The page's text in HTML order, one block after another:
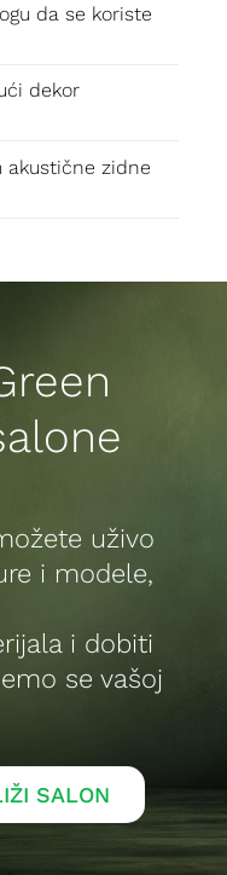
da se koriste
dekor
akustične zidne
uživo
i modele,
i dobiti
se vašoj
SALON